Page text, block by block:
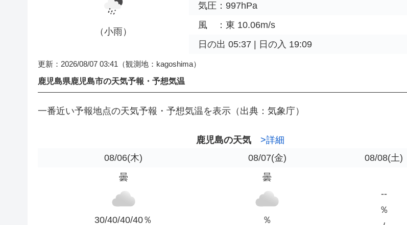
（小雨）
気圧：997hPa
風 ：東 10.06m/s
日の出 05:37 | 日の入 19:09
更新：2026/08/07 03:41 （観測地：kagoshima）
鹿児島県鹿児島市の天気予報・予想気温
一番近い予報地点の天気予報・予想気温を表示（出典：気象庁）
鹿児島の天気
>詳細
08/06(木) 08/07(金) 08/08(土)
曇
30/40/40/40％
曇
％
--
％